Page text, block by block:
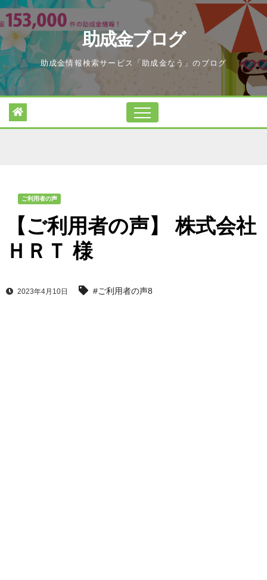
Skip
to
content
助成金ブログ
助成金情報検索サービス「助成金なう」のブログ
ご利用者の声
【ご利用者の声】 株式会社
ＨＲＴ 様
2023年4月10日 #ご利用者の声8